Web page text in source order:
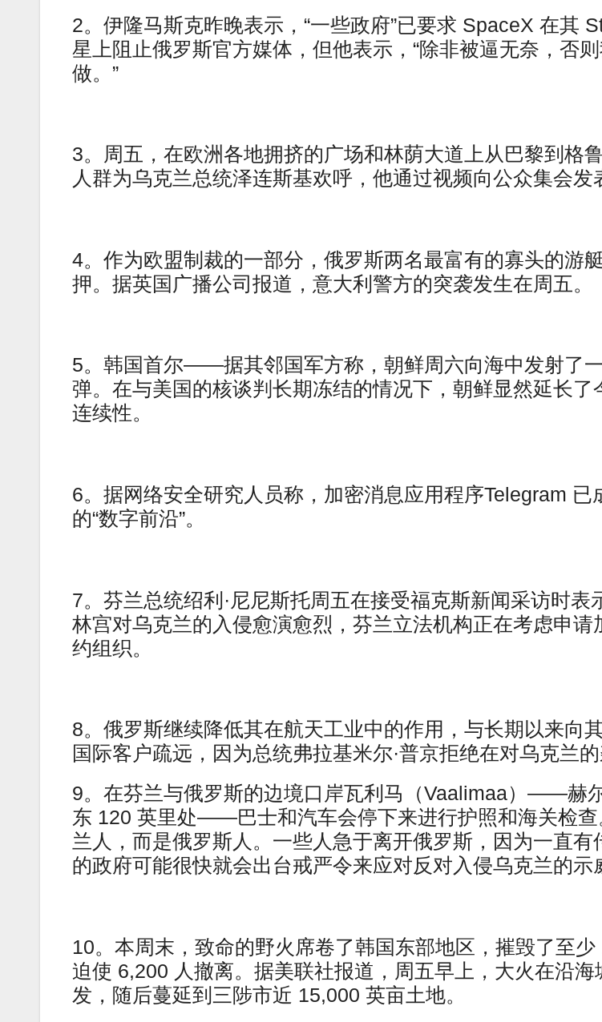
2。伊隆马斯克昨晚表示，“一些政府”已要求 SpaceX 在其
星上阻止俄罗斯官方媒体，但他表示，“除非被逼无奈，否
做。”
3。周五，在欧洲各地拥挤的广场和林荫大道上从巴黎到格
人群为乌克兰总统泽连斯基欢呼，他通过视频向公众集会发
4。作为欧盟制裁的一部分，俄罗斯两名最富有的寡头的游
押。据英国广播公司报道，意大利警方的突袭发生在周五。
5。韩国首尔——据其邻国军方称，朝鲜周六向海中发射了
弹。在与美国的核谈判长期冻结的情况下，朝鲜显然延长了
连续性。
6。据网络安全研究人员称，加密消息应用程序Telegram 已
的“数字前沿”。
7。芬兰总统绍利·尼尼斯托周五在接受福克斯新闻采访时表
林宫对乌克兰的入侵愈演愈烈，芬兰立法机构正在考虑申请
约组织。
8。俄罗斯继续降低其在航天工业中的作用，与长期以来向
国际客户疏远，因为总统弗拉基米尔·普京拒绝在对乌克兰的
9。在芬兰与俄罗斯的边境口岸瓦利马（Vaalimaa）——赫
东 120 英里处——巴士和汽车会停下来进行护照和海关检查
兰人，而是俄罗斯人。一些人急于离开俄罗斯，因为一直有
的政府可能很快就会出台戒严令来应对反对入侵乌克兰的示
10。本周末，致命的野火席卷了韩国东部地区，摧毁了至
迫使 6,200 人撤离。据美联社报道，周五早上，大火在沿海
发，随后蔓延到三陟市近 15,000 英亩土地。